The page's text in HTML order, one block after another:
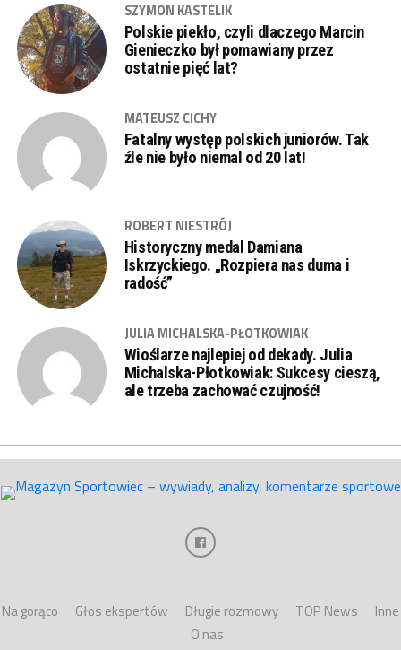
SZYMON KASTELIK
Polskie piekło, czyli dlaczego Marcin
Gienieczko był pomawiany przez
ostatnie pięć lat?
MATEUSZ CICHY
Fatalny występ polskich juniorów. Tak
źle nie było niemal od 20 lat!
ROBERT NIESTRÓJ
Historyczny medal Damiana
Iskrzyckiego. „Rozpiera nas duma i
radość”
JULIA MICHALSKA-PŁOTKOWIAK
Wioślarze najlepiej od dekady. Julia
Michalska-Płotkowiak: Sukcesy cieszą,
ale trzeba zachować czujność!
Na gorąco Głos ekspertów Długie rozmowy TOP News
Inne
O nas